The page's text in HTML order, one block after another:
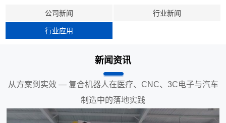
公司新闻 行业新闻
行业应用
新闻资讯
从方案到实效 — 复合机器人在医疗、CNC、3C电子与汽车
制造中的落地实践